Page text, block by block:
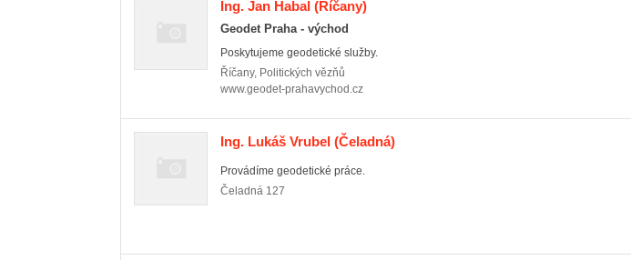
Ing. Jan Habal (Říčany)
Geodet Praha - východ
Poskytujeme geodetické služby.
Říčany, Politických vězňů
www.geodet-prahavychod.cz
Ing. Lukáš Vrubel (Čeladná)
Provádíme geodetické práce.
Čeladná 127